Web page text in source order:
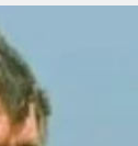
sortie Théâtre